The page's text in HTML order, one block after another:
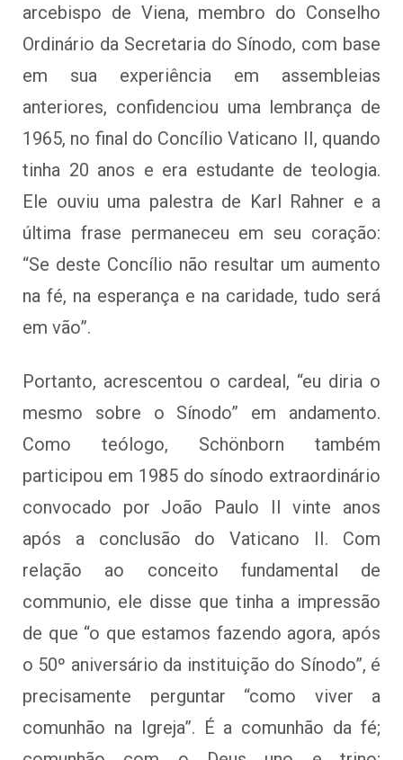
arcebispo de Viena, membro do Conselho
Ordinário da Secretaria do Sínodo, com base
em sua experiência em assembleias
anteriores, confidenciou uma lembrança de
1965, no final do Concílio Vaticano II, quando
tinha 20 anos e era estudante de teologia.
Ele ouviu uma palestra de Karl Rahner e a
última frase permaneceu em seu coração:
“Se deste Concílio não resultar um aumento
na fé, na esperança e na caridade, tudo será
em vão”.
Portanto, acrescentou o cardeal, “eu diria o
mesmo sobre o Sínodo” em andamento.
Como teólogo, Schönborn também
participou em 1985 do sínodo extraordinário
convocado por João Paulo II vinte anos
após a conclusão do Vaticano II. Com
relação ao conceito fundamental de
communio, ele disse que tinha a impressão
de que “o que estamos fazendo agora, após
o 50º aniversário da instituição do Sínodo”, é
precisamente perguntar “como viver a
comunhão na Igreja”. É a comunhão da fé;